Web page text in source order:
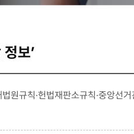
보’
원규칙·헌법재판소규칙·중앙선